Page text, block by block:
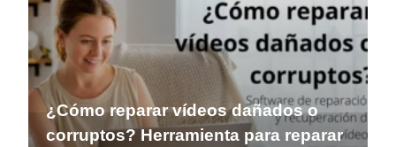
¿Cómo reparar vídeos dañados o
corruptos? Herramienta para reparar